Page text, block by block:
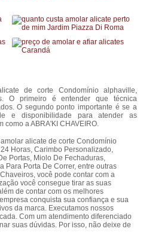
de corte Condomínio alphaville,
O primeiro é entender que técnica
O segundo ponto importante é se a
e disponibilidade para atender as
como a ABRA'KI CHAVEIRO.
alicate de corte Condomínio
Horas, Carimbo Personalizado,
Portas, Miolo De Fechaduras,
Para Porta De Correr, entre outras
você pode contar com a
você consegue tirar as suas
de contar com os melhores
conquista sua confiança e sua
da marca. Executamos nossos
Com um atendimento diferenciado
suas dúvidas. Por isso, não deixe de